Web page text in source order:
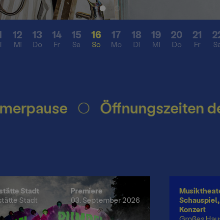
Presse
12
Mi
13
Do
14
Fr
15
Sa
16
So
17
Mo
18
Di
19
Mi
20
Do
21
Fr
Öffnungszeiten des
Stadt
Stadt
Premiere
03. September 2026
Konzert